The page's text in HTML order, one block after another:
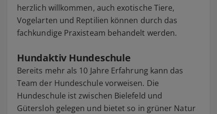
herzlich willkommen, auch exotische Tiere,
Vogelarten und Reptilien können durch das
fachkundige Praxisteam behandelt werden.
Hundaktiv Hundeschule
Bereits mehr als 10 Jahre Erfahrung kann das
Team der Hundeschule vorweisen. Die
Hundeschule ist zwischen Bielefeld und
Gütersloh gelegen und bietet so in grüner Natur